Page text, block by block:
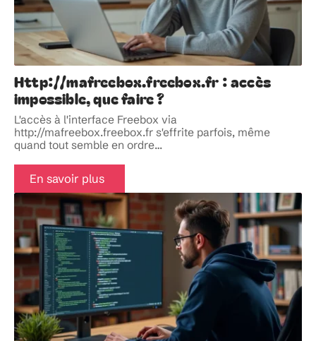
Http://mafreebox.freebox.fr : accès
impossible, que faire ?
L'accès à l'interface Freebox via
http://mafreebox.freebox.fr s'effrite parfois, même
quand tout semble en ordre…
En savoir plus